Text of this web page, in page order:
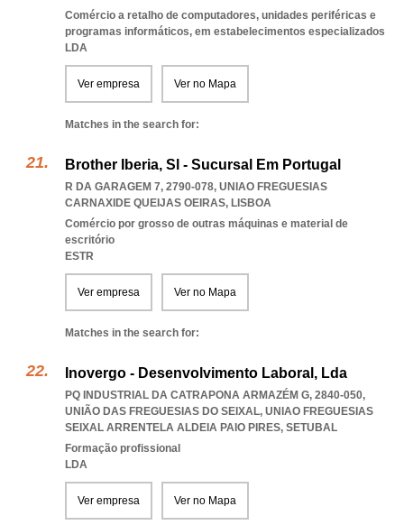
Comércio a retalho de computadores, unidades periféricas e
programas informáticos, em estabelecimentos especializados
LDA
Ver empresa Ver no Mapa
Matches in the search for:
Brother Iberia, Sl - Sucursal Em Portugal
R DA GARAGEM 7, 2790-078, UNIAO FREGUESIAS
CARNAXIDE QUEIJAS OEIRAS, LISBOA
Comércio por grosso de outras máquinas e material de
escritório
ESTR
Ver empresa Ver no Mapa
Matches in the search for:
Inovergo - Desenvolvimento Laboral, Lda
PQ INDUSTRIAL DA CATRAPONA ARMAZÉM G, 2840-050,
UNIÃO DAS FREGUESIAS DO SEIXAL, UNIAO FREGUESIAS
SEIXAL ARRENTELA ALDEIA PAIO PIRES, SETUBAL
Formação profissional
LDA
Ver empresa Ver no Mapa